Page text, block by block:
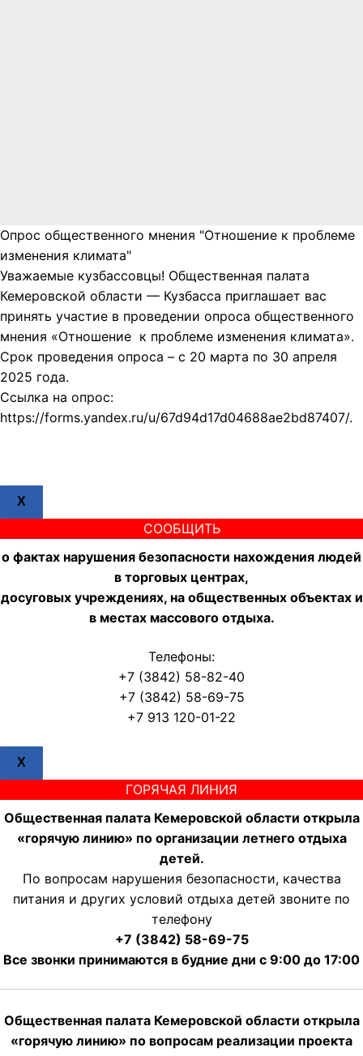
Опрос общественного мнения "Отношение к проблеме
изменения климата"
Уважаемые кузбассовцы! Общественная палата
Кемеровской области — Кузбасса приглашает вас
принять участие в проведении опроса общественного
мнения «Отношение к проблеме изменения климата».
Срок проведения опроса – с 20 марта по 30 апреля
2025 года.
Ссылка на опрос:
https://forms.yandex.ru/u/67d94d17d04688ae2bd87407/.
X
СООБЩИТЬ
о фактах нарушения безопасности нахождения людей
в торговых центрах,
досуговых учреждениях, на общественных объектах и
в местах массового отдыха.
Телефоны:
+7 (3842) 58-82-40
+7 (3842) 58-69-75
+7 913 120-01-22
X
ГОРЯЧАЯ ЛИНИЯ
Общественная палата Кемеровской области открыла
«горячую линию» по организации летнего отдыха
детей.
По вопросам нарушения безопасности, качества
питания и других условий отдыха детей звоните по
телефону
+7 (3842) 58-69-75
Все звонки принимаются в будние дни с 9:00 до 17:00
Общественная палата Кемеровской области открыла
«горячую линию» по вопросам реализации проекта